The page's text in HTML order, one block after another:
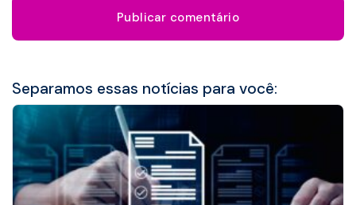
Separamos essas notícias para você: